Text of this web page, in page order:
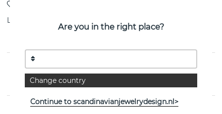
Levering:
PRODUCTOMSCHRIJVING
van het Zweedse Efva Attling
Are you in the right place?
Change country
Continue to scandinavianjewelrydesign.nl>